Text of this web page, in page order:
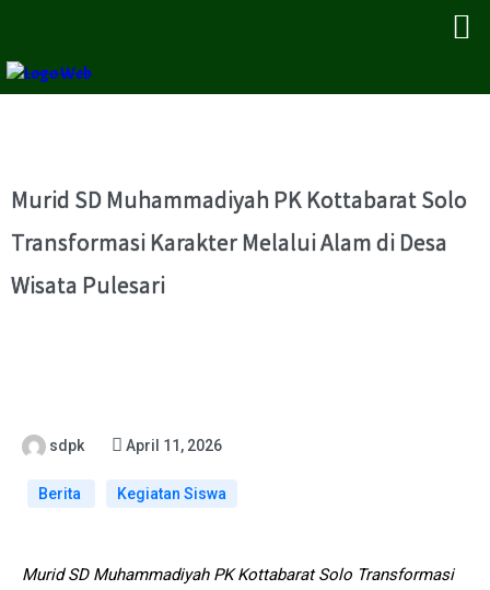
Murid SD Muhammadiyah PK Kottabarat Solo
Transformasi Karakter Melalui Alam di Desa
Wisata Pulesari
sdpk April 11, 2026
Berita Kegiatan Siswa
Murid SD Muhammadiyah PK Kottabarat Solo Transformasi